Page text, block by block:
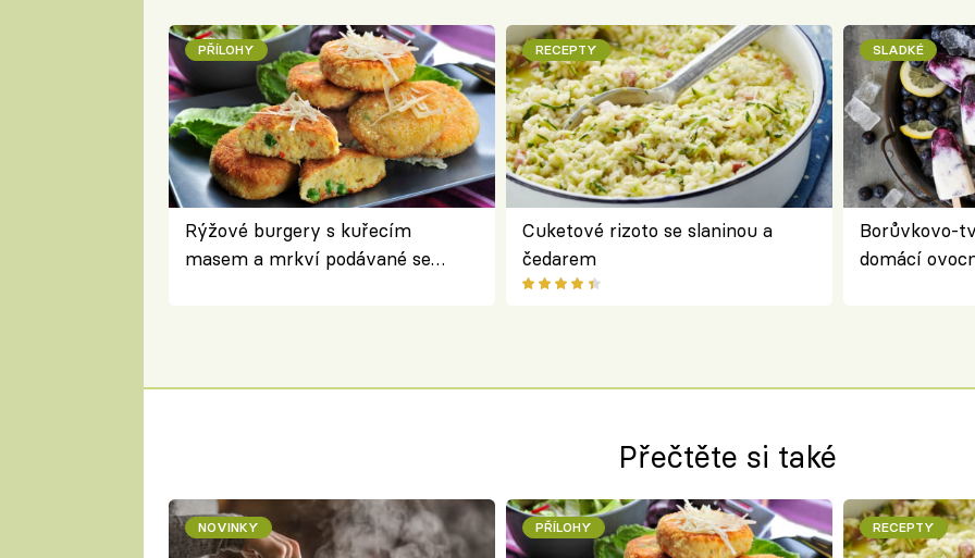
PŘÍLOHY
Rýžové burgery s kuřecím
masem a mrkví podávané se
RECEPTY
Cuketové rizoto se slaninou a
čedarem
SLADKÉ
Borůvkovo-
domácí
Přečtěte si také
NOVINKY PŘÍLOHY RECEPTY